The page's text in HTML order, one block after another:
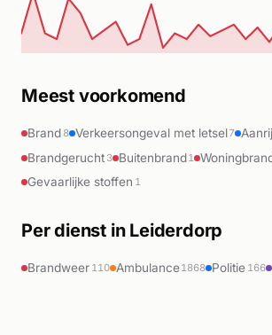
Meest voorkomend
Brand 8 Verkeersongeval met letsel7
Brandgerucht 3 Buitenbrand1
Gevaarlijke stoffen 1
Per dienst in Leiderdorp
Brandweer 110 Ambulance1868 Politie 166